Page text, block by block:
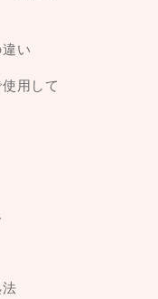
い
用して
法